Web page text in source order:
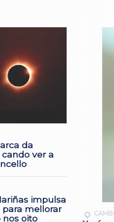
da
ver a
impulsa
mellorar
nos oito